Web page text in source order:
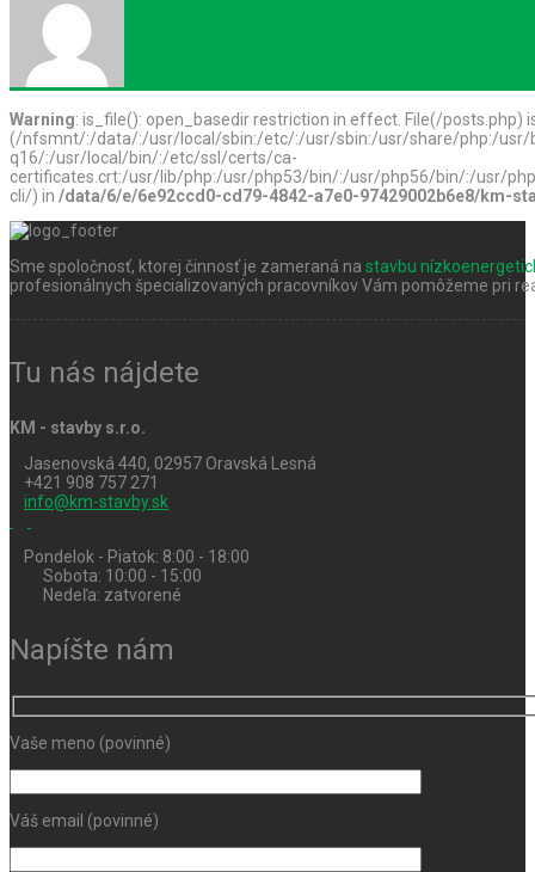
Warning: is_file(): open_basedir restriction in effect. File(/posts.php)
(/nfsmnt/:/data/:/usr/local/sbin:/etc/:/usr/sbin:/usr/share/php:/
q16/:/usr/local/bin/:/etc/ssl/certs/ca-
certificates.crt:/usr/lib/php:/usr/php53/bin/:/usr/php56/bin/:/usr/
cli/) in /data/6/e/6e92ccd0-cd79-4842-a7e0-97429002b6e8/km-
Sme spoločnosť, ktorej činnosť je zameraná na stavbu
profesionálnych špecializovaných pracovníkov Vám pomôžeme pri
Tu nás nájdete
KM - stavby s.r.o.
Jasenovská 440, 02957 Oravská Lesná
+421 908 757 271
info@km-stavby.sk
Pondelok - Piatok: 8:00 - 18:00
Sobota: 10:00 - 15:00
Nedeľa: zatvorené
Napíšte nám
Vaše meno (povinné)
Váš email (povinné)